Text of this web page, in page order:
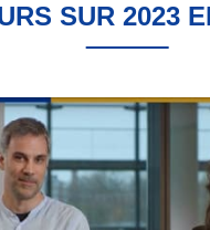
SUR 2023